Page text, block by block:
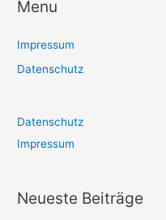
Menu
Impressum
Datenschutz
Datenschutz
Impressum
Neueste Beiträge